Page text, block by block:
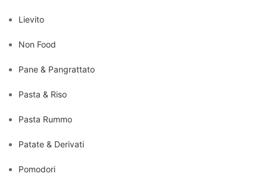
Lievito
Non Food
Pane & Pangrattato
Pasta & Riso
Pasta Rummo
Patate & Derivati
Pomodori